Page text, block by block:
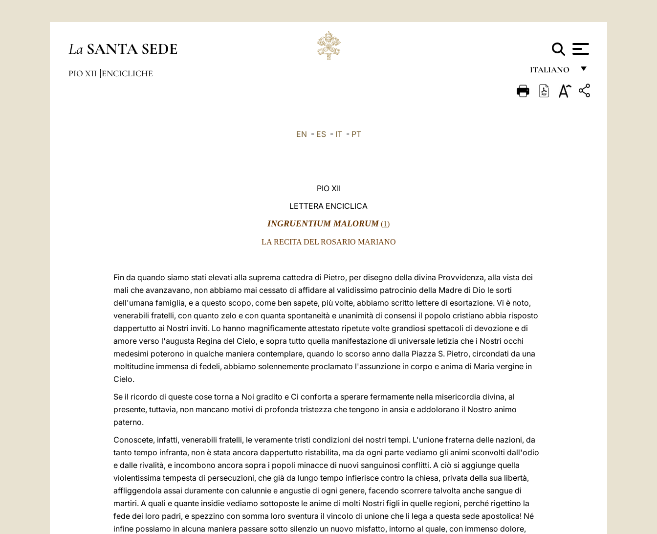
La SANTA SEDE
ITALIANO
FRANÇAIS
PIO XII ENCICLICHE
EN - ES- IT- PT
PIO XII
LETTERA ENCICLICA
INGRUENTIUM MALORUM(1)
LA RECITA DEL ROSARIO MARIANO
Fin da quando siamo stati elevati alla suprema cattedra di Pietro, per disegno della divina Provvidenza, alla vista dei
mali che avanzavano, non abbiamo mai cessato di affidare al validissimo patrocinio della Madre di Dio le sorti
dell'umana famiglia, e a questo scopo, come ben sapete, più volte, abbiamo scritto lettere di esortazione. Vi è noto,
venerabili fratelli, con quanto zelo e con quanta spontaneità e unanimità di consensi il popolo cristiano abbia risposto
dappertutto ai Nostri inviti. Lo hanno magnificamente attestato ripetute volte grandiosi spettacoli di devozione e di
amore verso l'augusta Regina del Cielo, e sopra tutto quella manifestazione di universale letizia che i Nostri occhi
medesimi poterono in qualche maniera contemplare, quando lo scorso anno dalla Piazza S. Pietro, circondati da una
moltitudine immensa di fedeli, abbiamo solennemente proclamato l'assunzione in corpo e anima di Maria vergine in
Cielo.
Se il ricordo di queste cose torna a Noi gradito e Ci conforta a sperare fermamente nella misericordia divina, al
presente, tuttavia, non mancano motivi di profonda tristezza che tengono in ansia e addolorano il Nostro animo
paterno.
Conoscete, infatti, venerabili fratelli, le veramente tristi condizioni dei nostri tempi. L'unione fraterna delle nazioni, da
tanto tempo infranta, non è stata ancora dappertutto ristabilita, ma da ogni parte vediamo gli animi sconvolti dall'odio
e dalle rivalità, e incombono ancora sopra i popoli minacce di nuovi sanguinosi conflitti. A ciò si aggiunge quella
violentissima tempesta di persecuzioni, che già da lungo tempo infierisce contro la chiesa, privata della sua libertà,
affliggendola assai duramente con calunnie e angustie di ogni genere, facendo scorrere talvolta anche sangue di
martiri. A quali e quante insidie vediamo sottoposte le anime di molti Nostri figli in quelle regioni, perché rigettino la
fede dei loro padri, e spezzino con somma loro sventura il vincolo di unione che li lega a questa sede apostolica! Né
infine possiamo in alcuna maniera passare sotto silenzio un nuovo misfatto, intorno al quale, con immenso dolore,